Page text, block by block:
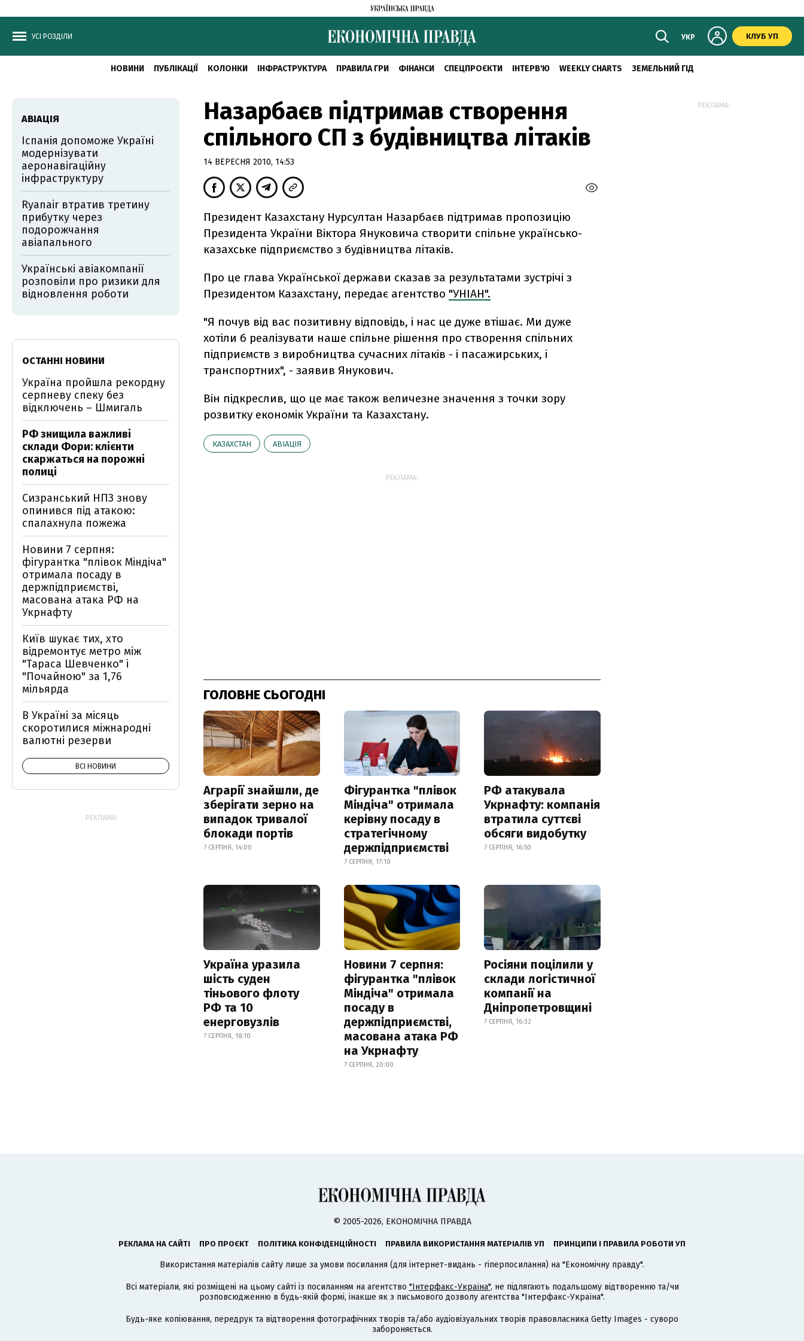
УСІ РОЗДІЛИ УКР КЛУБ УП
НОВИНИ ПУБЛІКАЦІЇ КОЛОНКИ ІНФРАСТРУКТУРА ПРАВИЛА ГРИ ФІНАНСИ СПЕЦПРОЄКТИ ІНТЕРВ'Ю WEEKLY CHARTS ЗЕМЕЛЬНИЙ ГІД
Назарбаєв підтримав створення
спільного СП з будівництва літаків
14 ВЕРЕСНЯ 2010, 14:53
Президент Казахстану Нурсултан Назарбаєв підтримав пропозицію
Президента України Віктора Януковича створити спільне українсько-
казахське підприємство з будівництва літаків.
Про це глава Української держави сказав за результатами зустрічі з
Президентом Казахстану, передає агентство "УНІАН".
"Я почув від вас позитивну відповідь, і нас це дуже втішає. Ми дуже
хотіли б реалізувати наше спільне рішення про створення спільних
підприємств з виробництва сучасних літаків - і пасажирських, і
транспортних", - заявив Янукович.
Він підкреслив, що це має також величезне значення з точки зору
розвитку економік України та Казахстану.
КАЗАХСТАН АВІАЦІЯ
РЕКЛАМА:
ГОЛОВНЕ СЬОГОДНІ
Аграрії знайшли, де
зберігати зерно на
випадок тривалої
блокади портів
7 СЕРПНЯ, 14:00
Фігурантка "плівок
Міндіча" отримала
керівну посаду в
стратегічному
держпідприємстві
7 СЕРПНЯ, 17:10
РФ атакувала
Укрнафту: компанія
втратила суттєві
обсяги видобутку
7 СЕРПНЯ, 16:50
Україна уразила
шість суден
тіньового флоту
РФ та 10
енерговузлів
7 СЕРПНЯ, 18:10
Новини 7 серпня:
фігурантка "плівок
Міндіча" отримала
посаду в
держпідприємстві,
масована атака РФ
на Укрнафту
7 СЕРПНЯ, 20:00
Росіяни поцілили у
склади логістичної
компанії на
Дніпропетровщині
7 СЕРПНЯ, 16:32
АВІАЦІЯ
Іспанія допоможе Україні
модернізувати
аеронавігаційну
інфраструктуру
Ryanair втратив третину
прибутку через
подорожчання
авіапального
Українські авіакомпанії
розповіли про ризики для
відновлення роботи
ОСТАННІ НОВИНИ
Україна пройшла рекордну
серпневу спеку без
відключень – Шмигаль
РФ знищила важливі
склади Фори: клієнти
скаржаться на порожні
полиці
Сизранський НПЗ знову
опинився під атакою:
спалахнула пожежа
Новини 7 серпня:
фігурантка "плівок Міндіча"
отримала посаду в
держпідприємстві,
масована атака РФ на
Укрнафту
Київ шукає тих, хто
відремонтує метро між
"Тараса Шевченко" і
"Почайною" за 1,76
мільярда
В Україні за місяць
скоротилися міжнародні
валютні резерви
ВСІ НОВИНИ
РЕКЛАМА:
РЕКЛАМА:
© 2005-2026, ЕКОНОМІЧНА ПРАВДА
РЕКЛАМА НА САЙТІ ПРО ПРОЄКТ ПОЛІТИКА КОНФІДЕНЦІЙНОСТІ ПРАВИЛА ВИКОРИСТАННЯ МАТЕРІАЛІВ УП ПРИНЦИПИ І ПРАВИЛА РОБОТИ УП
Використання матеріалів сайту лише за умови посилання (для інтернет-видань - гіперпосилання) на "Економічну правду".
Всі матеріали, які розміщені на цьому сайті із посиланням на агентство "Інтерфакс-Україна", не підлягають подальшому відтворенню та/чи
розповсюдженню в будь-якій формі, інакше як з письмового дозволу агентства "Інтерфакс-Україна".
Будь-яке копіювання, передрук та відтворення фотографічних творів та/або аудіовізуальних творів правовласника Getty Images - суворо
забороняється.